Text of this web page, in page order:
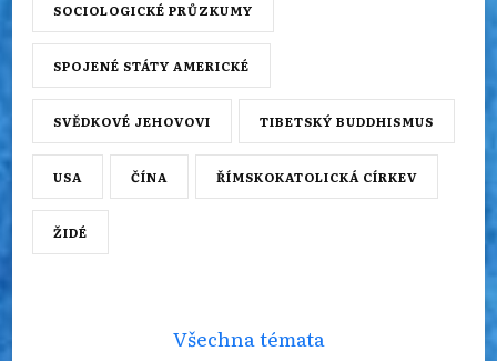
SOCIOLOGICKÉ PRŮZKUMY
SPOJENÉ STÁTY AMERICKÉ
SVĚDKOVÉ JEHOVOVI TIBETSKÝ BUDDHISMUS
USA ČÍNA ŘÍMSKOKATOLICKÁ CÍRKEV
ŽIDÉ
Všechna témata